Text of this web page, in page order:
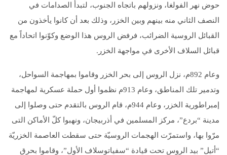
حوض نهر الفولغا، ونزولهم باتجاه الجنوب، لتبدأ الصدامات في
النصف الثاني منه بينهم وبين الخزر، وذلك بعد أن كانوا يأخذون من
القبائل الروسية الضرائب، فرفض الروس هذا الوضع وكوّنوا اتحاداً مع
قبائل السلاف الأخرى في مواجهة الخزر.
وعام 892م، نزل الروس إلى بحر الخزر وقاموا بمهاجمة السواحل،
وتدمير تلك المناطق، وعام 913م نظموا أول حملة عسكرية لمهاجمة
إمبراطورية الخزر، وعام 944م، قام الروس بالتقدم حتى وصلوا إلى
مدينة “بردع”، مركز المسلمين في أذربيجان، ونهبوا كلّ الأماكن التى
مرّوا بها، واستمرّت الهجمات الروسيّة حتى سقطت العاصمة الخزريّة
“أتيل” بيد الروس تحت قيادة “سفياتوسلاف الأول”، وقاموا بحرق